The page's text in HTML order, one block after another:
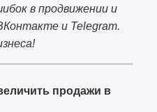
в продвижении и
и Telegram.
продажи в